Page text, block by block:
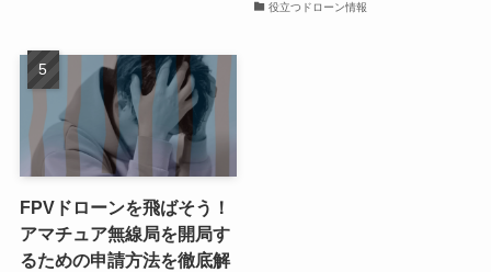
役立つドローン情報
FPVドローンを飛ばそう！
アマチュア無線局を開局す
るための申請方法を徹底解